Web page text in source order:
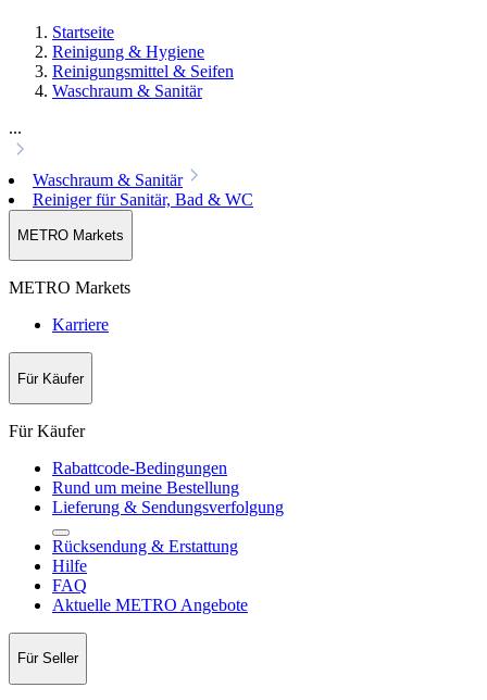
Startseite
Reinigung & Hygiene
Reinigungsmittel & Seifen
Waschraum & Sanitär
...
Waschraum & Sanitär
Reiniger für Sanitär, Bad & WC
METRO Markets
METRO Markets
Karriere
Für Käufer
Für Käufer
Rabattcode-Bedingungen
Rund um meine Bestellung
Lieferung & Sendungsverfolgung
Rücksendung & Erstattung
Hilfe
FAQ
Aktuelle METRO Angebote
Für Seller